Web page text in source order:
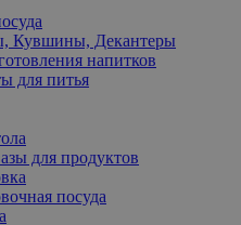
Кувшины, Декантеры
напитков
для питья
для продуктов
посуда